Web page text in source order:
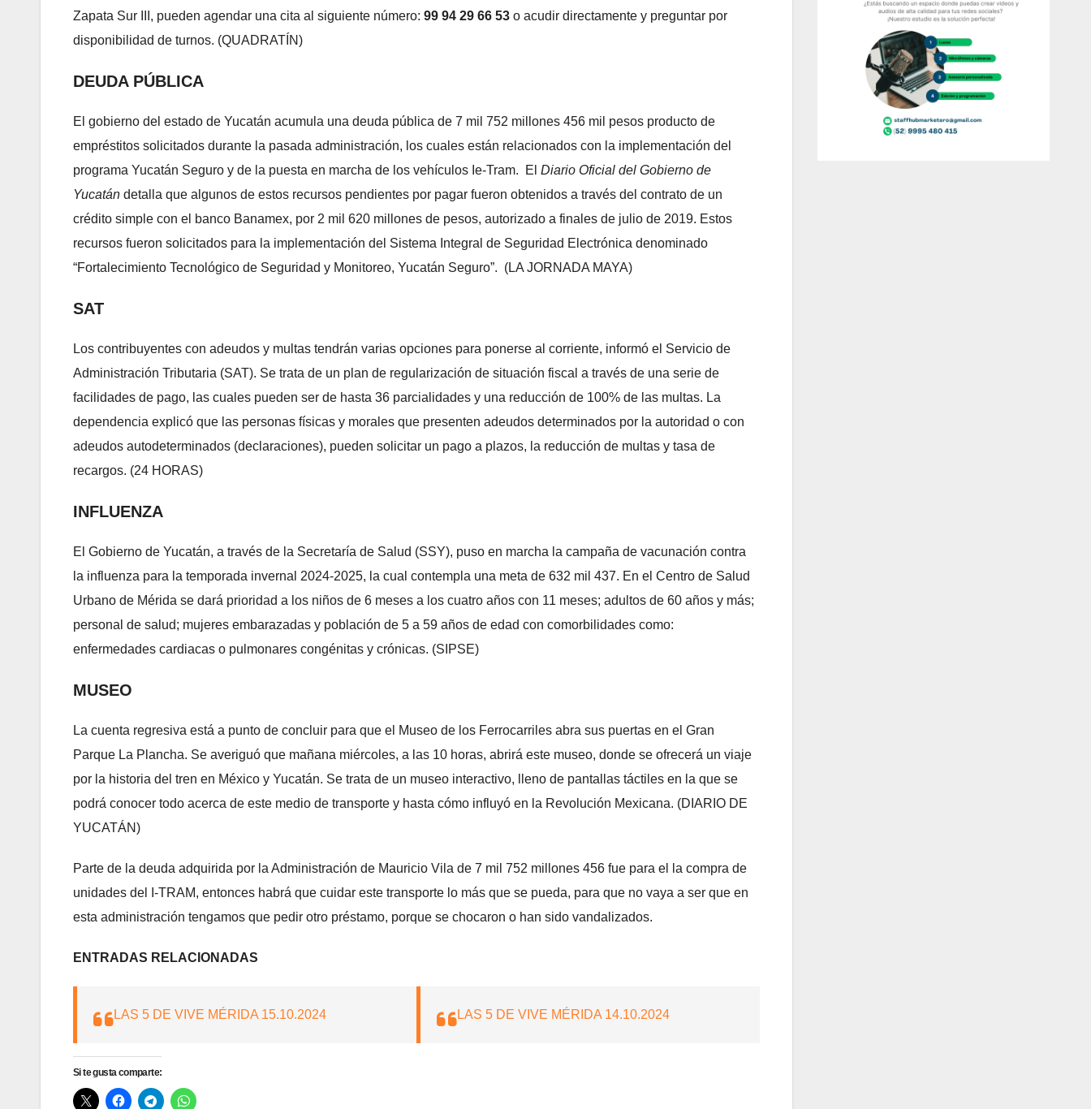
Zapata Sur III, pueden agendar una cita al siguiente número: 99 94 29 66 53 o acudir directamente y preguntar por
disponibilidad de turnos. (QUADRATÍN)
DEUDA PÚBLICA
El gobierno del estado de Yucatán acumula una deuda pública de 7 mil 752 millones 456 mil pesos producto de
empréstitos solicitados durante la pasada administración, los cuales están relacionados con la implementación del
programa Yucatán Seguro y de la puesta en marcha de los vehículos Ie-Tram. El Diario Oficial del Gobierno de
Yucatán detalla que algunos de estos recursos pendientes por pagar fueron obtenidos a través del contrato de un
crédito simple con el banco Banamex, por 2 mil 620 millones de pesos, autorizado a finales de julio de 2019. Estos
recursos fueron solicitados para la implementación del Sistema Integral de Seguridad Electrónica denominado
“Fortalecimiento Tecnológico de Seguridad y Monitoreo, Yucatán Seguro”. (LA JORNADA MAYA)
SAT
Los contribuyentes con adeudos y multas tendrán varias opciones para ponerse al corriente, informó el Servicio de
Administración Tributaria (SAT). Se trata de un plan de regularización de situación fiscal a través de una serie de
facilidades de pago, las cuales pueden ser de hasta 36 parcialidades y una reducción de 100% de las multas. La
dependencia explicó que las personas físicas y morales que presenten adeudos determinados por la autoridad o con
adeudos autodeterminados (declaraciones), pueden solicitar un pago a plazos, la reducción de multas y tasa de
recargos. (24 HORAS)
INFLUENZA
El Gobierno de Yucatán, a través de la Secretaría de Salud (SSY), puso en marcha la campaña de vacunación contra
la influenza para la temporada invernal 2024-2025, la cual contempla una meta de 632 mil 437. En el Centro de Salud
Urbano de Mérida se dará prioridad a los niños de 6 meses a los cuatro años con 11 meses; adultos de 60 años y más;
personal de salud; mujeres embarazadas y población de 5 a 59 años de edad con comorbilidades como:
enfermedades cardiacas o pulmonares congénitas y crónicas. (SIPSE)
MUSEO
La cuenta regresiva está a punto de concluir para que el Museo de los Ferrocarriles abra sus puertas en el Gran
Parque La Plancha. Se averiguó que mañana miércoles, a las 10 horas, abrirá este museo, donde se ofrecerá un viaje
por la historia del tren en México y Yucatán. Se trata de un museo interactivo, lleno de pantallas táctiles en la que se
podrá conocer todo acerca de este medio de transporte y hasta cómo influyó en la Revolución Mexicana. (DIARIO DE
YUCATÁN)
Parte de la deuda adquirida por la Administración de Mauricio Vila de 7 mil 752 millones 456 fue para el la compra de
unidades del I-TRAM, entonces habrá que cuidar este transporte lo más que se pueda, para que no vaya a ser que en
esta administración tengamos que pedir otro préstamo, porque se chocaron o han sido vandalizados.
ENTRADAS RELACIONADAS
LAS 5 DE VIVE MÉRIDA 15.10.2024 LAS 5 DE VIVE MÉRIDA 14.10.2024
Si te gusta comparte: